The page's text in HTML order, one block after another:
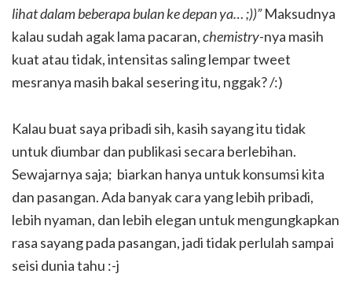
lihat dalam beberapa bulan ke depan ya… ;))”Maksudnya
kalau sudah agak lama pacaran,chemistry-nya masih
kuat atau tidak, intensitas saling lempar tweet
mesranya masih bakal sesering itu, nggak? /:)
Kalau buat saya pribadi sih, kasih sayang itu tidak
untuk diumbar dan publikasi secara berlebihan.
Sewajarnya saja; biarkan hanya untuk konsumsi kita
dan pasangan. Ada banyak cara yang lebih pribadi,
lebih nyaman, dan lebih elegan untuk mengungkapkan
rasa sayang pada pasangan, jadi tidak perlulah sampai
seisi dunia tahu :-j